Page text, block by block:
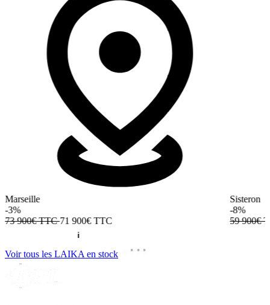
Marseille
-3%
73 900€ TTC71 900€TTC
Sisteron
-8%
59 900€
Voir tous les LAIKA en stock